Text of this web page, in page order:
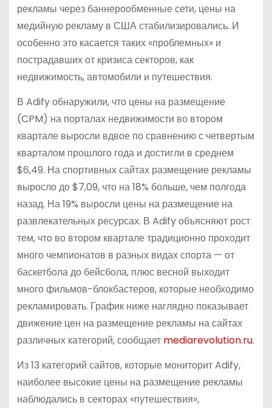
рекламы через баннерообменные сети, цены на
медийную рекламу в США стабилизировались. И
особенно это касается таких «проблемных» и
пострадавших от кризиса секторов, как
недвижимость, автомобили и путешествия.
В Adify обнаружили, что цены на размещение
(CPM) на порталах недвижимости во втором
квартале выросли вдвое по сравнению с четвертым
кварталом прошлого года и достигли в среднем
$6,49. На спортивных сайтах размещение рекламы
выросло до $7,09, что на 18% больше, чем полгода
назад. На 19% выросли цены на размещение на
развлекательных ресурсах. В Adify объясняют рост
тем, что во втором квартале традиционно проходит
много чемпионатов в разных видах спорта — от
баскетбола до бейсбола, плюс весной выходит
много фильмов-блокбастеров, которые необходимо
рекламировать. График ниже наглядно показывает
движение цен на размещение рекламы на сайтах
различных категорий, сообщает mediarevolution.ru.
Из 13 категорий сайтов, которые мониторит Adify,
наиболее высокие цены на размещение рекламы
наблюдались в секторах «путешествия»,